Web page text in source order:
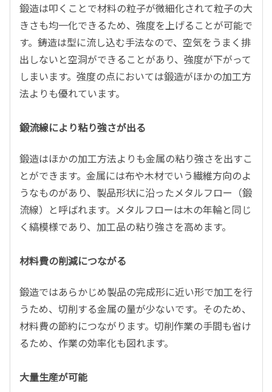
鍛造は叩くことで材料の粒子が微細化されて粒子の大
きさも均一化できるため、強度を上げることが可能で
す。鋳造は型に流し込む手法なので、空気をうまく排
出しないと空洞ができることがあり、強度が下がって
しまいます。強度の点においては鍛造がほかの加工方
法よりも優れています。
鍛流線により粘り強さが出る
鍛造はほかの加工方法よりも金属の粘り強さを出すこ
とができます。金属には布や木材でいう繊維方向のよ
うなものがあり、製品形状に沿ったメタルフロー（鍛
流線）と呼ばれます。メタルフローは木の年輪と同じ
く縞模様であり、加工品の粘り強さを高めます。
材料費の削減につながる
鍛造ではあらかじめ製品の完成形に近い形で加工を行
うため、切削する金属の量が少ないです。そのため、
材料費の節約につながります。切削作業の手間も省け
るため、作業の効率化も図れます。
大量生産が可能